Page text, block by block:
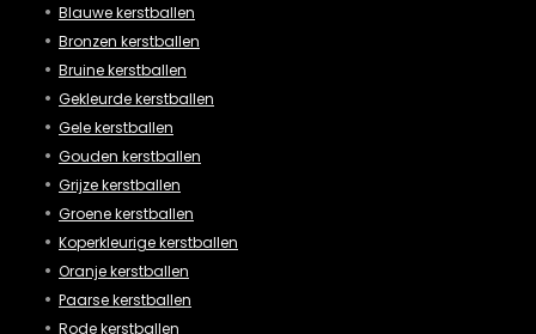
Blauwe kerstballen
Bronzen kerstballen
Bruine kerstballen
Gekleurde kerstballen
Gele kerstballen
Gouden kerstballen
Grijze kerstballen
Groene kerstballen
Koperkleurige kerstballen
Oranje kerstballen
Paarse kerstballen
Rode kerstballen